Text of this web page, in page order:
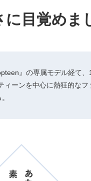
目覚めま
』の専属モデル経て
ーンを中心に熱狂的な